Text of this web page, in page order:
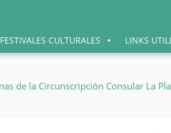
FESTIVALES CULTURALES LINKS